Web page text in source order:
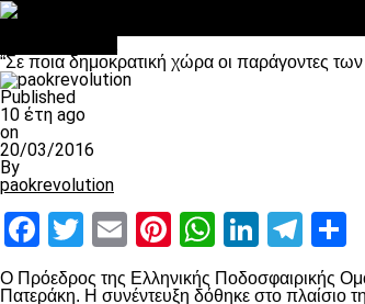
“Σε ποια δημοκρατική χώρα οι παράγοντες
Published
10 έτη ago
on
20/03/2016
By
paokrevolution
Facebook
Twitter
EmailPinterest
WhatsApp
LinkedIn
Ο Πρόεδρος της Ελληνικής Ποδοσφαιρικής
Πατεράκη. Η συνέντευξη δόθηκε στο πλαίσιο